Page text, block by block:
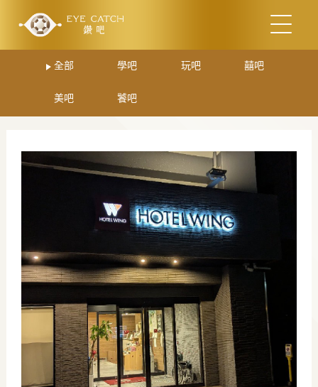
全部 學吧 玩吧 囍吧
美吧 饕吧